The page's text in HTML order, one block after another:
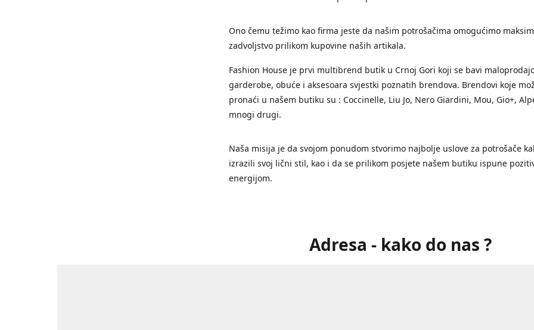
Ono čemu težimo kao firma jeste da našim potrošačima omogućimo
zadvoljstvo prilikom kupovine naših artikala.
Fashion House je prvi multibrend butik u Crnoj Gori koji se bavi
garderobe, obuće i aksesoara svjestki poznatih brendova. Brendovi koje
pronaći u našem butiku su : Coccinelle, Liu Jo, Nero Giardini, Mou, Gio+,
mnogi drugi.
Naša misija je da svojom ponudom stvorimo najbolje uslove za potrošače
izrazili svoj lični stil, kao i da se prilikom posjete našem butiku ispune
energijom.
Adresa - kako do nas ?